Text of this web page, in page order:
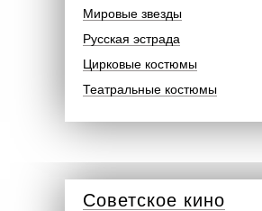
Мировые звезды
Русская эстрада
Цирковые костюмы
Театральные костюмы
Советское кино